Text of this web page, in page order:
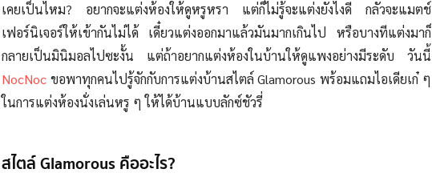
เคยเป็นไหม? อยากจะแต่งห้องให้ดูหรูหรา แต่ก็ไม่รู้จะแต่งยังไงดี กลัวจะแมตช์
เฟอร์นิเจอร์ให้เข้ากันไม่ได้ เดี๋ยวแต่งออกมาแล้วมันมากเกินไป หรือบางทีแต่งมาก็
กลายเป็นมินิมอลไปซะงั้น แต่ถ้าอยากแต่งห้องในบ้านให้ดูแพงอย่างมีระดับ วันนี้
NocNocขอพาทุกคนไปรู้จักกับการแต่งบ้านสไตล์ Glamorous พร้อมแถมไอเดียเก๋ ๆ
ในการแต่งห้องนั่งเล่นหรู ๆ ให้ได้บ้านแบบลักซ์ชัวรี่
สไตล์ Glamorous คืออะไร?